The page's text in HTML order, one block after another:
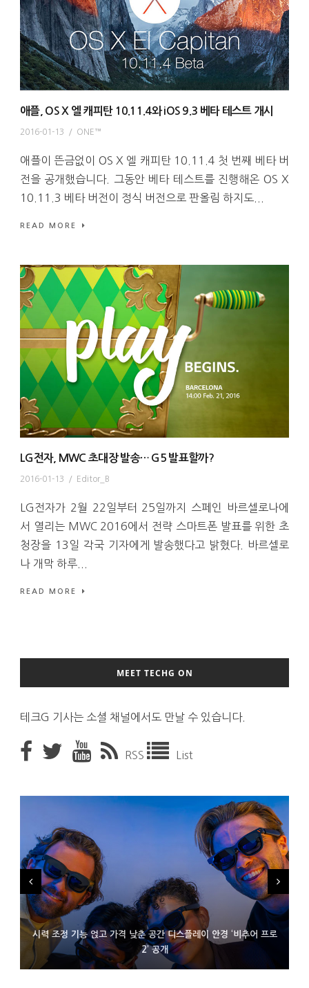
애플, OS X 엘 캐피탄 10.11.4와 iOS 9.3 베타 테스트 개시
2016-01-13 / ONE™
애플이 뜬금없이 OS X 엘 캐피탄 10.11.4 첫 번째 베타 버
전을 공개했습니다. 그동안 베타 테스트를 진행해온 OS X
10.11.3 베타 버전이 정식 버전으로 판올림 하지도...
READ MORE
LG전자, MWC 초대장 발송… G5 발표할까?
2016-01-13 / Editor_B
LG전자가 2월 22일부터 25일까지 스페인 바르셀로나에
서 열리는 MWC 2016에서 전략 스마트폰 발표를 위한 초
청장을 13일 각국 기자에게 발송했다고 밝혔다. 바르셀로
나 개막 하루...
READ MORE
MEET TECHG ON
테크G 기사는 소셜 채널에서도 만날 수 있습니다.
RSS List
시력 조정 기능 얹고 가격 낮춘 공간 디스플레이 안경 ‘비추어 프로
2’ 공개
D램 부족에 10억달러어치 아이폰18 프로세서 패키징 대기 중
300~400달러 반지형 스피커 준비하는 오픈AI